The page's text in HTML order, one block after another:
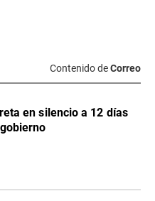
Contenido deCorreo
en silencio a 12 días